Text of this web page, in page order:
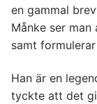
en gammal
Månke ser
samt
Han är en
tyckte att det